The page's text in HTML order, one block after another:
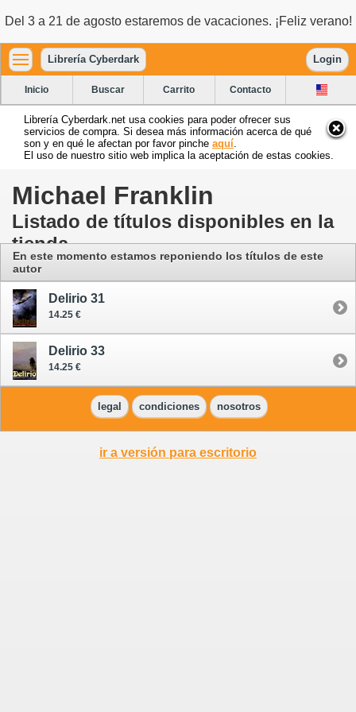
Del 3 a 21 de agosto estaremos de vacaciones. ¡Feliz verano!
Librería Cyberdark Login
Inicio Buscar Carrito Contacto
Librería Cyberdark.net usa cookies para poder ofrecer sus
servicios de compra. Si desea más información acerca de qué
son y en qué le afectan por favor pinche aquí
El uso de nuestro sitio web implica la aceptación de estas cookies.
Michael Franklin
Listado de títulos disponibles en la
tienda
En este momento estamos reponiendo los títulos de este
autor
Delirio 31
14.25 €
Delirio 33
14.25 €
legal condiciones nosotros
ir a versión para escritorio